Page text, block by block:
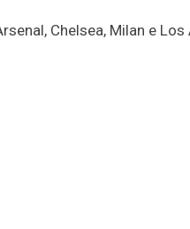
Chelsea, Milan e Los